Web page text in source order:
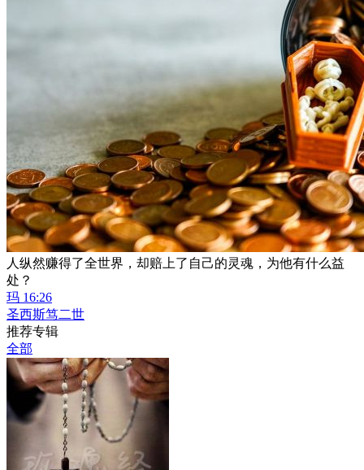
人纵然赚得了全世界，却赔上了自己的灵魂，为他有什么益
处？
玛 16:26
圣西斯笃二世
推荐专辑
全部